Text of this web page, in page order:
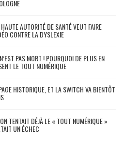
AUTORITÉ DE SANTÉ VEUT FAIRE
CONTRE LA DYSLEXIE
PAS MORT ! POURQUOI DE PLUS EN
LE TOUT NUMÉRIQUE
HISTORIQUE, ET LA SWITCH VA BIENTÔT
TENTAIT DÉJÀ LE « TOUT NUMÉRIQUE »
UN ÉCHEC